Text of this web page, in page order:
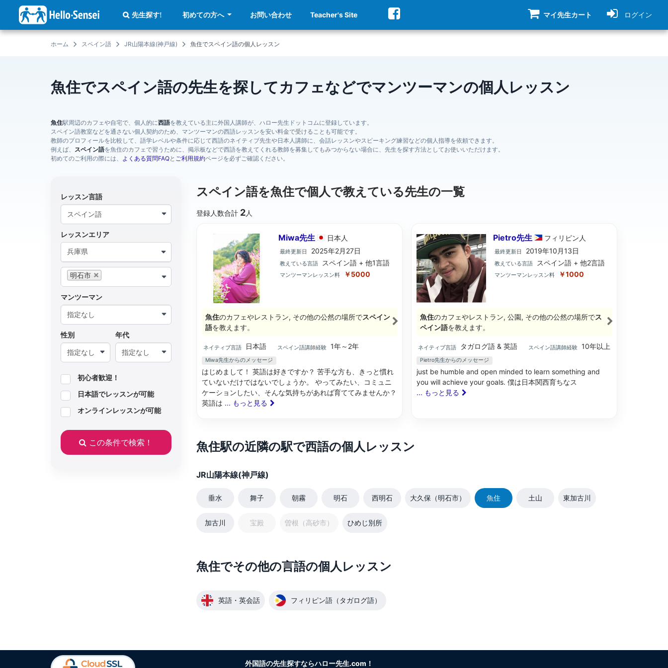
ン
先生探す! 初めての方へ お問い合わせ Teacher's Site マイ先生カート ログイン
ホーム スペイン語 JR山陽本線(神戸線) 魚住でスペイン語の個人レッスン
魚住でスペイン語の先生を探してカフェなどでマンツーマンの個人レッスン
魚住駅周辺のカフェや自宅で、個人的に西語を教えている主に外国人講師が、ハロー先生ドットコムに登録しています。
スペイン語教室などを通さない個人契約のため、マンツーマンの西語レッスンを安い料金で受けることも可能です。
教師のプロフィールを比較して、語学レベルや条件に応じて西語のネイティブ先生や日本人講師に、会話レッスンやスピーキング練習などの個人指導を依頼できます。
例えば、 スペイン語を魚住のカフェで習うために、掲示板などで西語を教えてくれる教師を募集してもみつからない場合に、先生を探す方法としてお使いいただけます。
初めてのご利用の際には、 よくある質問FAQと ご利用規約ページを必ずご確認ください。
レッスン言語
レッスンエリア
兵庫県
明石市
マンツーマン
性別 年代
初心者歓迎！
日本語でレッスンが可能
オンラインレッスンが可能
この条件で検索！
スペイン語を魚住で個人で教えている先生の一覧
登録人数合計 2人
Miwa先生 日本 人
最終更新日 2025年2月27日
教えている言語 スペイン語 + 他1言語
マンツーマンレッスン料 ￥5000
魚住のカフェやレストラン, その他の公然の場所でスペイン
語を教えます。
ネイティブ言語 日本語 スペイン語講師経験 1年～2年
Miwa先生からのメッセージ
はじめまして！ 英語は好きですか？ 苦手な方も、きっと慣れ
ていないだけではないでしょうか。 やってみたい、コミュニ
ケーションしたい、そんな気持ちがあれば育ててみませんか？
英語は ... もっと見る
Pietro先生 フィリピン 人
最終更新日 2019年10月13日
教えている言語 スペイン語 + 他2言語
マンツーマンレッスン料 ￥1000
魚住のカフェやレストラン, 公園, その他の公然の場所でス
ペイン語を教えます。
ネイティブ言語 タガログ語 & 英語 スペイン語講師経験 10年以上
Pietro先生からのメッセージ
just be humble and open minded to learn something and
you will achieve your goals. 僕は日本関西育ちなス
... もっと見る
魚住駅の近隣の駅で西語の個人レッスン
JR山陽本線(神戸線)
垂水 舞子 朝霧 明石 西明石 大久保（明石市） 魚住 土山 東加古川
加古川 宝殿 曽根（高砂市） ひめじ別所
魚住でその他の言語の個人レッスン
英語・英会話 フィリピン語（タガログ語）
外国語の先生探すならハロー先生.com！